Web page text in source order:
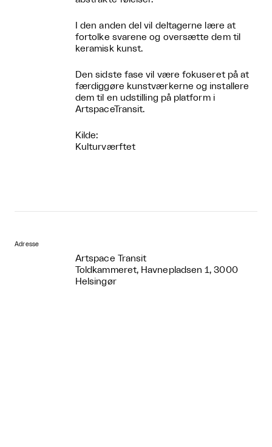
I den anden del vil deltagerne lære at
fortolke svarene og oversætte dem til
keramisk kunst.
Den sidste fase vil være fokuseret på at
færdiggøre kunstværkerne og installere
dem til en udstilling på platform i
ArtspaceTransit.
Kilde:
Kulturværftet
Adresse
Artspace Transit
Toldkammeret, Havnepladsen 1, 3000
Helsingør